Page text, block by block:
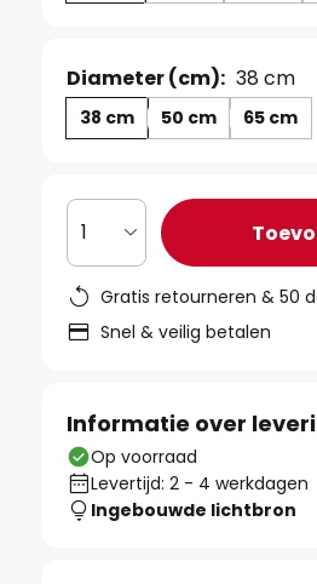
Diameter (cm): 38 cm
38 cm 50 cm 65 cm
1
Gratis retourneren & 50
Snel & veilig betalen
Informatie over
Op voorraad
Levertijd: 2 - 4 werkdagen
Ingebouwde lichtbron